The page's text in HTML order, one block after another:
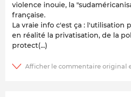
violence inouïe, la
française.
La vraie info c'est ça : l'utilisation
en réalité la privatisation, de la
protect(...)